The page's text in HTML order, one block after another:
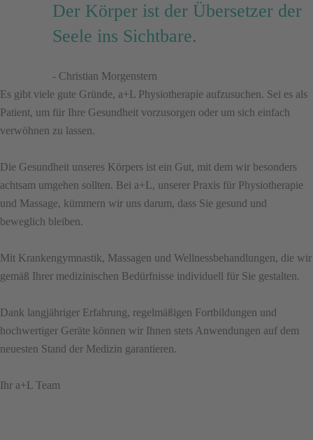
Der Körper ist der Übersetzer der
Seele ins Sichtbare.
- Christian Morgenstern
Es gibt viele gute Gründe, a+L Physiotherapie aufzusuchen. Sei es als
Patient, um für Ihre Gesundheit vorzusorgen oder um sich einfach
verwöhnen zu lassen.
Die Gesundheit unseres Körpers ist ein Gut, mit dem wir ­besonders
achtsam umgehen sollten. Bei a+L, unserer Praxis für Physiotherapie
und Massage, kümmern wir uns darum, dass Sie gesund und
beweglich bleiben.
Mit Krankengymnastik, Massagen und Wellnessbehandlungen, die wir
gemäß Ihrer medizinischen Bedürfnisse individuell für Sie gestalten.
Dank langjähriger Erfahrung, regelmäßigen Fortbildungen und
hochwertiger Geräte können wir Ihnen stets Anwendungen auf dem
neuesten Stand der Medizin garantieren.
Ihr a+L Team